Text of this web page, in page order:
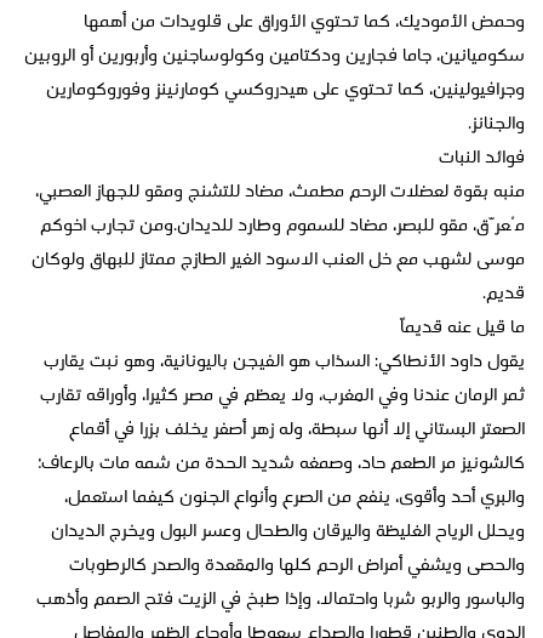
وحمض الأموديك، كما تحتوي الأوراق على قلويدات من أهمها
سكوميانين، جاما فجارين ودكتامين وكولوساجنين وأربورين أو الروبين
وجرافيولينين، كما تحتوي على هيدروكسي كومارنينز وفوروكومارين
والجنانز.
فوائد النبات
منبه بقوة لعضلات الرحم مطمث، مضاد للتشنج ومقو للجهاز العصبي،
مُعرّق، مقو للبصر، مضاد للسموم وطارد للديدان.ومن تجارب اخوكم
موسى لشهب مع خل العنب الاسود الغير الطازج ممتاز للبهاق ولوكان
قديم.
ما قيل عنه قديماً
يقول داود الأنطاكي: السذاب هو الفيجن باليونانية، وهو نبت يقارب
ثمر الرمان عندنا وفي المغرب، ولا يعظم في مصر كثيرا، وأوراقه تقارب
الصعتر البستاني إلا أنها سبطة، وله زهر أصفر يخلف بزرا في أقماع
كالشونيز مر الطعم حاد، وصمغه شديد الحدة من شمه مات بالرعاف؛
والبري أحد وأقوى، ينفع من الصرع وأنواع الجنون كيفما استعمل،
ويحلل الرياح الغليظة واليرقان والطحال وعسر البول ويخرج الديدان
والحصى ويشفي أمراض الرحم كلها والمقعدة والصدر كالرطوبات
والباسور والربو شربا واحتمالا، وإذا طبخ في الزيت فتح الصمم وأذهب